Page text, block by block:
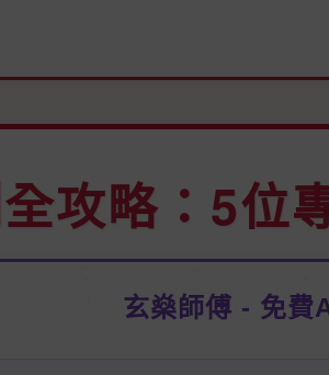
攻略：5位
玄燊師傅 - 免費